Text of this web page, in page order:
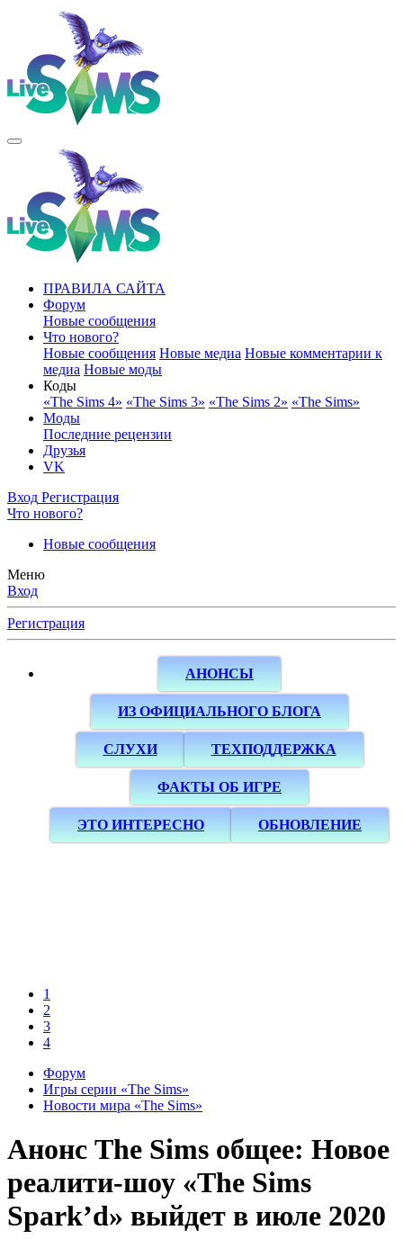
ПРАВИЛА САЙТА
Форум
Новые сообщения
Что нового?
Новые сообщения Новые медиа Новые комментарии к
медиа Новые моды
Коды
«The Sims 4» «The Sims 3» «The Sims 2» «The Sims»
Моды
Последние рецензии
Друзья
VK
Вход Регистрация
Что нового?
Новые сообщения
Меню
Вход
Регистрация
АНОНСЫ
ИЗ ОФИЦИАЛЬНОГО БЛОГА
СЛУХИ ТЕХПОДДЕРЖКА
ФАКТЫ ОБ ИГРЕ
ЭТО ИНТЕРЕСНО ОБНОВЛЕНИЕ
1
2
3
4
Форум
Игры серии «The Sims»
Новости мира «The Sims»
Анонс The Sims общее: Новое
реалити-шоу «The Sims
Spark’d» выйдет в июле 2020